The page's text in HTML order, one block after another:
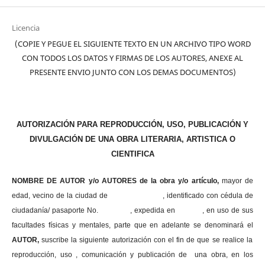
Licencia
(COPIE Y PEGUE EL SIGUIENTE TEXTO EN UN ARCHIVO TIPO WORD
CON TODOS LOS DATOS Y FIRMAS DE LOS AUTORES, ANEXE AL
PRESENTE ENVIO JUNTO CON LOS DEMAS DOCUMENTOS)
AUTORIZACIÓN PARA REPRODUCCIÓN, USO, PUBLICACIÓN Y
DIVULGACIÓN DE UNA OBRA LITERARIA, ARTISTICA O
CIENTIFICA
NOMBRE DE AUTOR y/o AUTORES de la obra y/o artículo, mayor de
edad, vecino de la ciudad de , identificado con cédula de
ciudadanía/ pasaporte No. , expedida en , en uso de sus
facultades físicas y mentales, parte que en adelante se denominará el
AUTOR,suscribe la siguiente autorización con el fin de que se realice la
reproducción, uso , comunicación y publicación de una obra, en los